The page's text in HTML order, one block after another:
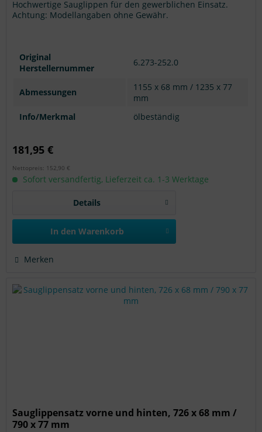
Hochwertige Sauglippen für den gewerblichen Einsatz.
Achtung: Modellangaben ohne Gewähr.
Original
Herstellernummer
6.273-252.0
Abmessungen
1155 x 68 mm / 1235 x 77
mm
Info/Merkmal
ölbeständig
181,95 €
Nettopreis: 152,90 €
Sofort versandfertig, Lieferzeit ca. 1-3 Werktage
Details
In den Warenkorb
Merken
Sauglippensatz vorne und hinten, 726 x 68 mm /
790 x 77 mm